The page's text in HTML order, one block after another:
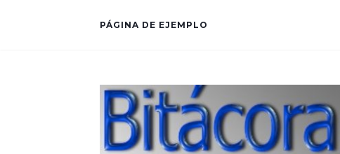
PÁGINA DE EJEMPLO